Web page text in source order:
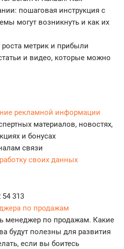
пошаговая инструкция с
могут возникнуть и как их
метрик и прибыли
и видео, которые можно
рекламной информации
материалов, новостях,
и бонусах
связи
своих данных
54 313
по продажам
менеджер по продажам. Какие
будут полезны для развития
если вы боитесь